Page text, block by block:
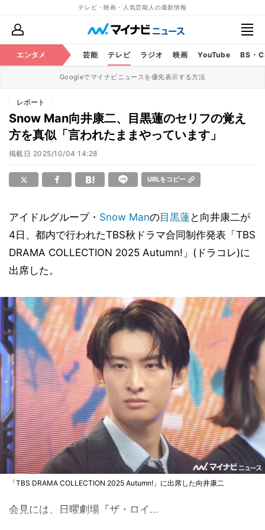
テレビ・映画・人気芸能人の最新情報
エンタメ 芸能 テレビ ラジオ 映画 YouTube BS・
Googleでマイナビニュースを優先表示する方法
レポート
Snow Man向井康二、目黒蓮のセリフの覚え
方を真似「言われたままやっています」
掲載日 2025/10/04 14:28
URLをコピー
アイドルグループ・ Snow Manの目黒蓮と向井康二が
4日、都内で行われたTBS秋ドラマ合同制作発表「TBS
DRAMA COLLECTION 2025 Autumn!」(ドラコレ)に
出席した。
「TBS DRAMA COLLECTION 2025 Autumn!」に出席した向井康二
会見には、日曜劇場『ザ・ロイ...